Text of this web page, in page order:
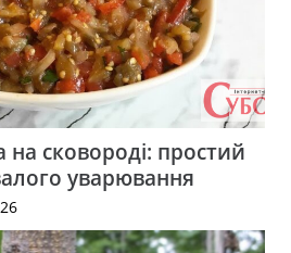
на сковороді: простий
уварювання